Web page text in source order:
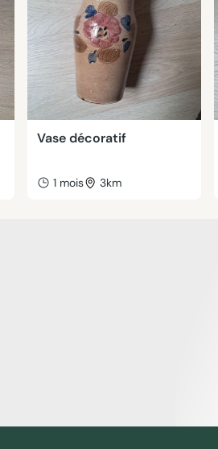
Vase décoratif
1 mois 3km